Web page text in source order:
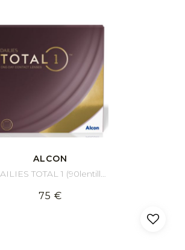
ALCON
75 €